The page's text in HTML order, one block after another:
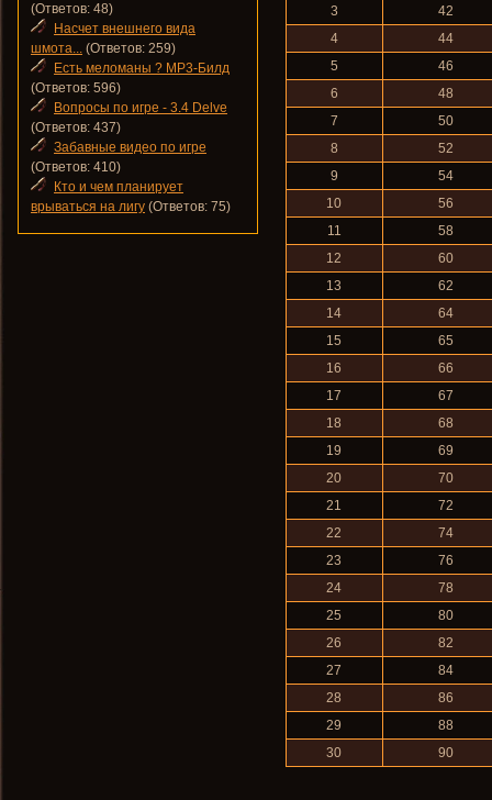
3
42
4
44
5
46
6
48
7
50
8
52
9
54
10
56
11
58
12
60
13
62
14
64
15
65
16
66
17
67
18
68
19
69
20
70
21
72
22
74
23
76
24
78
25
80
26
82
27
84
28
86
29
88
30
90
(Ответов: 48)
Насчет внешнего вида
шмота... (Ответов: 259)
Есть меломаны ? MP3-Билд
(Ответов: 596)
Вопросы по игре - 3.4 Delve
(Ответов: 437)
Забавные видео по игре
(Ответов: 410)
Кто и чем планирует
врываться на лигу (Ответов: 75)